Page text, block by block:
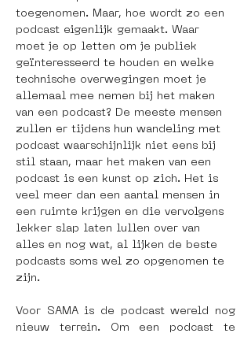
toegenomen. Maar, hoe wordt zo een
podcast eigenlijk gemaakt. Waar
moet je op letten om je publiek
geïnteresseerd te houden en welke
technische overwegingen moet je
allemaal mee nemen bij het maken
van een podcast? De meeste mensen
zullen er tijdens hun wandeling met
podcast waarschijnlijk niet eens bij
stil staan, maar het maken van een
podcast is een kunst op zich. Het is
veel meer dan een aantal mensen in
een ruimte krijgen en die vervolgens
lekker slap laten lullen over van
alles en nog wat, al lijken de beste
podcasts soms wel zo opgenomen te
zijn.
Voor SAMA is de podcast wereld nog
nieuw terrein. Om een podcast te